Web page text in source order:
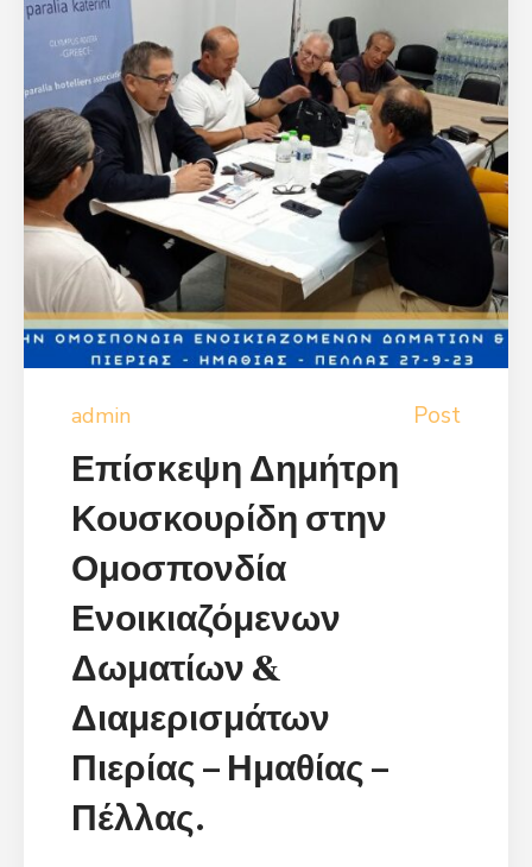
admin Post
Επίσκεψη Δημήτρη
Κουσκουρίδη στην
Ομοσπονδία
Ενοικιαζόμενων
Δωματίων &
Διαμερισμάτων
Πιερίας – Ημαθίας –
Πέλλας.